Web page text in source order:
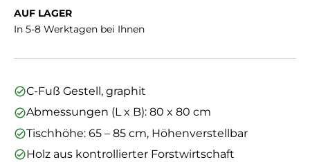
AUF LAGER
In 5-8 Werktagen bei Ihnen
C-Fuß Gestell, graphit
Abmessungen (L x B): 80 x 80 cm
Tischhöhe: 65 – 85 cm, Höhenverstellbar
Holz aus kontrollierter Forstwirtschaft